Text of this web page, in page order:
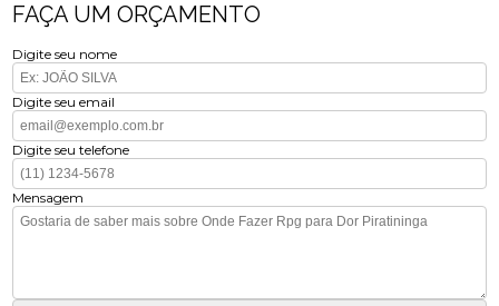
FAÇA UM ORÇAMENTO
Digite seu nome
Digite seu email
Digite seu telefone
Mensagem